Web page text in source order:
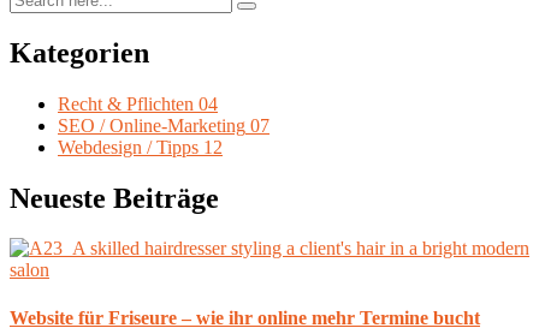
Kategorien
Recht & Pflichten 04
SEO / Online-Marketing 07
Webdesign / Tipps 12
Neueste Beiträge
Website für Friseure – wie ihr online mehr Termine bucht